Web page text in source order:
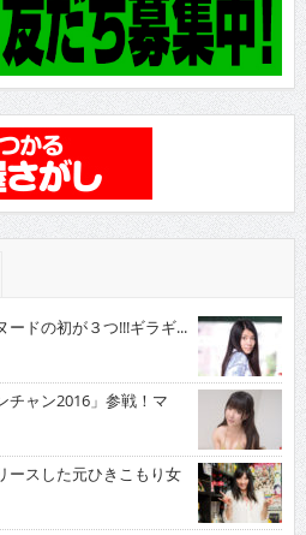
ドの初が３つ!!!ギラギ...
ャン2016」参戦！マ
スした元ひきこもり女